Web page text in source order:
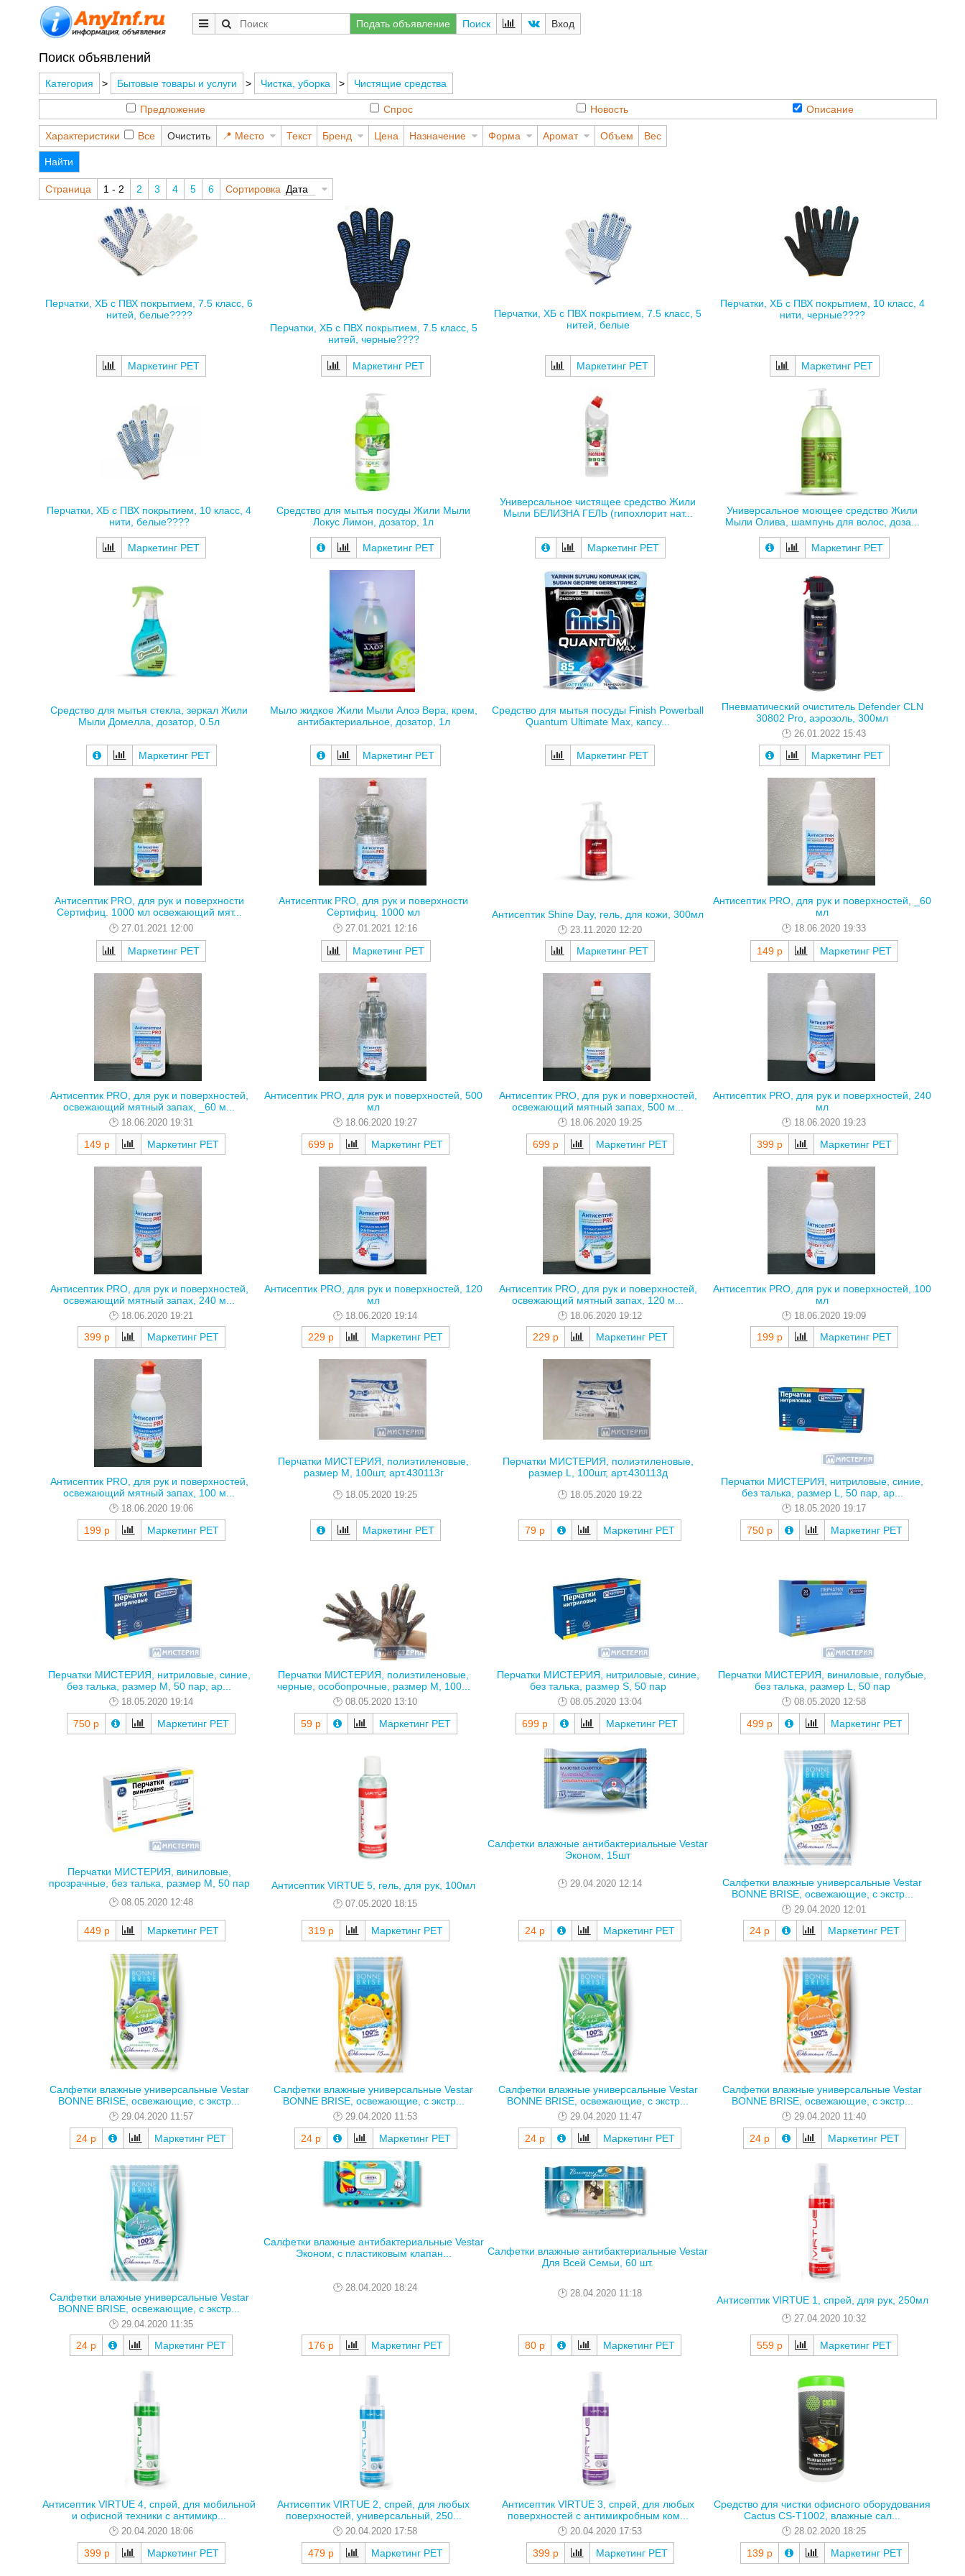
Подать объявление Поиск Вход
Поиск объявлений
Категория > Бытовые товары и услуги > Чистка, уборка > Чистящие средства
Предложение Спрос Новость Описание
Характеристики Все Очистить Место Текст Бренд Цена Назначение Форма Аромат Объем Вес
Найти
Страница 1 - 2 2 3 4 5 6 Сортировка Дата
Перчатки, ХБ с ПВХ покрытием, 7.5 класс, 6
нитей, белые????
Маркетинг РЕТ
Перчатки, ХБ с ПВХ покрытием, 7.5 класс, 5
нитей, черные????
Маркетинг РЕТ
Перчатки, ХБ с ПВХ покрытием, 7.5 класс, 5
нитей, белые
Маркетинг РЕТ
Перчатки, ХБ с ПВХ покрытием, 10 класс, 4
нити, черные????
Маркетинг РЕТ
Перчатки, ХБ с ПВХ покрытием, 10 класс, 4
нити, белые????
Маркетинг РЕТ
Средство для мытья посуды Жили Мыли
Локус Лимон, дозатор, 1л
Маркетинг РЕТ
Универсальное чистящее средство Жили
Мыли БЕЛИЗНА ГЕЛЬ (гипохлорит нат...
Маркетинг РЕТ
Универсальное моющее средство Жили
Мыли Олива, шампунь для волос, доза...
Маркетинг РЕТ
Средство для мытья стекла, зеркал Жили
Мыли Домелла, дозатор, 0.5л
Маркетинг РЕТ
Мыло жидкое Жили Мыли Алоэ Вера, крем,
антибактериальное, дозатор, 1л
Маркетинг РЕТ
Средство для мытья посуды Finish Powerball
Quantum Ultimate Max, капсу...
Маркетинг РЕТ
Пневматический очиститель Defender CLN
30802 Pro, аэрозоль, 300мл
26.01.2022 15:43
Маркетинг РЕТ
Антисептик PRO, для рук и поверхности
Сертифиц. 1000 мл освежающий мят...
27.01.2021 12:00
Маркетинг РЕТ
Антисептик PRO, для рук и поверхности
Сертифиц. 1000 мл
27.01.2021 12:16
Маркетинг РЕТ
Антисептик Shine Day, гель, для кожи, 300мл
23.11.2020 12:20
Маркетинг РЕТ
Антисептик PRO, для рук и поверхностей, _60
мл
18.06.2020 19:33
149 р Маркетинг РЕТ
Антисептик PRO, для рук и поверхностей,
освежающий мятный запах, _60 м...
18.06.2020 19:31
149 р Маркетинг РЕТ
Антисептик PRO, для рук и поверхностей, 500
мл
18.06.2020 19:27
699 р Маркетинг РЕТ
Антисептик PRO, для рук и поверхностей,
освежающий мятный запах, 500 м...
18.06.2020 19:25
699 р Маркетинг РЕТ
Антисептик PRO, для рук и поверхностей, 240
мл
18.06.2020 19:23
399 р Маркетинг РЕТ
Антисептик PRO, для рук и поверхностей,
освежающий мятный запах, 240 м...
18.06.2020 19:21
399 р Маркетинг РЕТ
Антисептик PRO, для рук и поверхностей, 120
мл
18.06.2020 19:14
229 р Маркетинг РЕТ
Антисептик PRO, для рук и поверхностей,
освежающий мятный запах, 120 м...
18.06.2020 19:12
229 р Маркетинг РЕТ
Антисептик PRO, для рук и поверхностей, 100
мл
18.06.2020 19:09
199 р Маркетинг РЕТ
Антисептик PRO, для рук и поверхностей,
освежающий мятный запах, 100 м...
18.06.2020 19:06
199 р Маркетинг РЕТ
Перчатки МИСТЕРИЯ, полиэтиленовые,
размер M, 100шт, арт.430113г
18.05.2020 19:25
Маркетинг РЕТ
Перчатки МИСТЕРИЯ, полиэтиленовые,
размер L, 100шт, арт.430113д
18.05.2020 19:22
79 р Маркетинг РЕТ
Перчатки МИСТЕРИЯ, нитриловые, синие,
без талька, размер L, 50 пар, ар...
18.05.2020 19:17
750 р Маркетинг РЕТ
Перчатки МИСТЕРИЯ, нитриловые, синие,
без талька, размер M, 50 пар, ар...
18.05.2020 19:14
750 р Маркетинг РЕТ
Перчатки МИСТЕРИЯ, полиэтиленовые,
черные, особопрочные, размер М, 100...
08.05.2020 13:10
59 р Маркетинг РЕТ
Перчатки МИСТЕРИЯ, нитриловые, синие,
без талька, размер S, 50 пар
08.05.2020 13:04
699 р Маркетинг РЕТ
Перчатки МИСТЕРИЯ, виниловые, голубые,
без талька, размер L, 50 пар
08.05.2020 12:58
499 р Маркетинг РЕТ
Перчатки МИСТЕРИЯ, виниловые,
прозрачные, без талька, размер М, 50 пар
08.05.2020 12:48
449 р Маркетинг РЕТ
Антисептик VIRTUE 5, гель, для рук, 100мл
07.05.2020 18:15
319 р Маркетинг РЕТ
Салфетки влажные антибактериальные Vestar
Эконом, 15шт
29.04.2020 12:14
24 р Маркетинг РЕТ
Салфетки влажные универсальные Vestar
BONNE BRISE, освежающие, с экстр...
29.04.2020 12:01
24 р Маркетинг РЕТ
Салфетки влажные универсальные Vestar
BONNE BRISE, освежающие, с экстр...
29.04.2020 11:57
24 р Маркетинг РЕТ
Салфетки влажные универсальные Vestar
BONNE BRISE, освежающие, с экстр...
29.04.2020 11:53
24 р Маркетинг РЕТ
Салфетки влажные универсальные Vestar
BONNE BRISE, освежающие, с экстр...
29.04.2020 11:47
24 р Маркетинг РЕТ
Салфетки влажные универсальные Vestar
BONNE BRISE, освежающие, с экстр...
29.04.2020 11:40
24 р Маркетинг РЕТ
Салфетки влажные универсальные Vestar
BONNE BRISE, освежающие, с экстр...
29.04.2020 11:35
24 р Маркетинг РЕТ
Салфетки влажные антибактериальные Vestar
Эконом, с пластиковым клапан...
28.04.2020 18:24
176 р Маркетинг РЕТ
Салфетки влажные антибактериальные Vestar
Для Всей Семьи, 60 шт.
28.04.2020 11:18
80 р Маркетинг РЕТ
Антисептик VIRTUE 1, спрей, для рук, 250мл
27.04.2020 10:32
559 р Маркетинг РЕТ
Антисептик VIRTUE 4, спрей, для мобильной
и офисной техники с антимикр...
20.04.2020 18:06
399 р Маркетинг РЕТ
Антисептик VIRTUE 2, спрей, для любых
поверхностей, универсальный, 250...
20.04.2020 17:58
479 р Маркетинг РЕТ
Антисептик VIRTUE 3, спрей, для любых
поверхностей с антимикробным ком...
20.04.2020 17:53
399 р Маркетинг РЕТ
Средство для чистки офисного оборудования
Cactus CS-T1002, влажные сал...
28.02.2020 18:25
139 р Маркетинг РЕТ